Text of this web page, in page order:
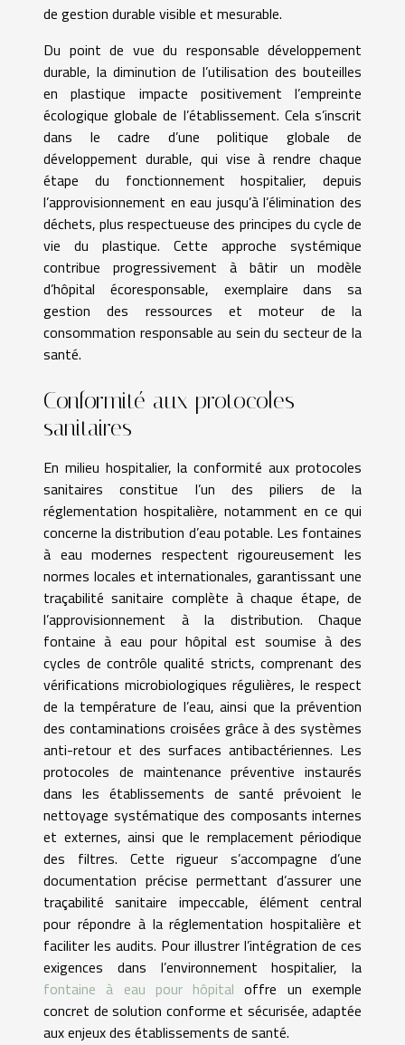
de gestion durable visible et mesurable.
Du point de vue du responsable développement
durable, la diminution de l’utilisation des bouteilles
en plastique impacte positivement l’empreinte
écologique globale de l’établissement. Cela s’inscrit
dans le cadre d’une politique globale de
développement durable, qui vise à rendre chaque
étape du fonctionnement hospitalier, depuis
l’approvisionnement en eau jusqu’à l’élimination des
déchets, plus respectueuse des principes du cycle de
vie du plastique. Cette approche systémique
contribue progressivement à bâtir un modèle
d’hôpital écoresponsable, exemplaire dans sa
gestion des ressources et moteur de la
consommation responsable au sein du secteur de la
santé.
Conformité aux protocoles
sanitaires
En milieu hospitalier, la conformité aux protocoles
sanitaires constitue l’un des piliers de la
réglementation hospitalière, notamment en ce qui
concerne la distribution d’eau potable. Les fontaines
à eau modernes respectent rigoureusement les
normes locales et internationales, garantissant une
traçabilité sanitaire complète à chaque étape, de
l’approvisionnement à la distribution. Chaque
fontaine à eau pour hôpital est soumise à des
cycles de contrôle qualité stricts, comprenant des
vérifications microbiologiques régulières, le respect
de la température de l’eau, ainsi que la prévention
des contaminations croisées grâce à des systèmes
anti-retour et des surfaces antibactériennes. Les
protocoles de maintenance préventive instaurés
dans les établissements de santé prévoient le
nettoyage systématique des composants internes
et externes, ainsi que le remplacement périodique
des filtres. Cette rigueur s’accompagne d’une
documentation précise permettant d’assurer une
traçabilité sanitaire impeccable, élément central
pour répondre à la réglementation hospitalière et
faciliter les audits. Pour illustrer l’intégration de ces
exigences dans l’environnement hospitalier, la
fontaine à eau pour hôpital offre un exemple
concret de solution conforme et sécurisée, adaptée
aux enjeux des établissements de santé.